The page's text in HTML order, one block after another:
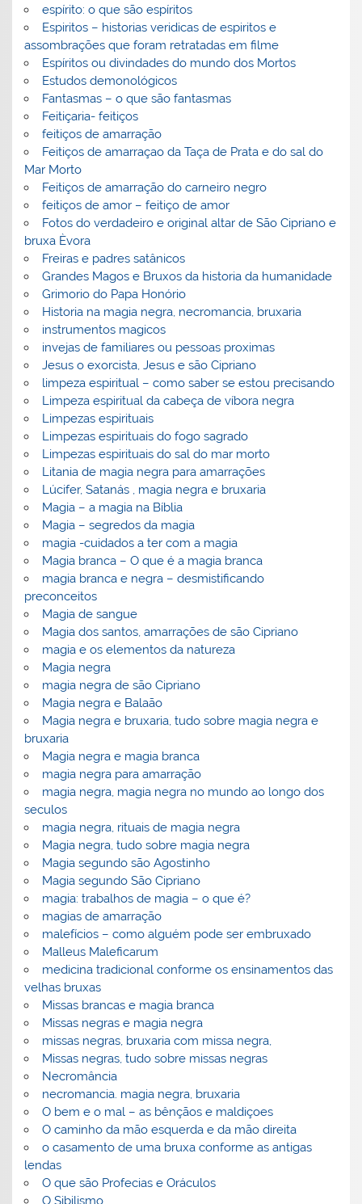
espírito: o que são espíritos
Espiritos – historias veridicas de espiritos e
assombrações que foram retratadas em filme
Espíritos ou divindades do mundo dos Mortos
Estudos demonológicos
Fantasmas – o que são fantasmas
Feitiçaria- feitiços
feitiços de amarração
Feitiços de amarraçao da Taça de Prata e do sal do
Mar Morto
Feitiços de amarração do carneiro negro
feitiços de amor – feitiço de amor
Fotos do verdadeiro e original altar de São Cipriano e
bruxa Èvora
Freiras e padres satânicos
Grandes Magos e Bruxos da historia da humanidade
Grimorio do Papa Honório
Historia na magia negra, necromancia, bruxaria
instrumentos magicos
invejas de familiares ou pessoas proximas
Jesus o exorcista, Jesus e são Cipriano
limpeza espiritual – como saber se estou precisando
Limpeza espiritual da cabeça de víbora negra
Limpezas espirituais
Limpezas espirituais do fogo sagrado
Limpezas espirituais do sal do mar morto
Litania de magia negra para amarrações
Lúcifer, Satanás , magia negra e bruxaria
Magia – a magia na Bíblia
Magia – segredos da magia
magia -cuidados a ter com a magia
Magia branca – O que é a magia branca
magia branca e negra – desmistificando
preconceitos
Magia de sangue
Magia dos santos, amarrações de são Cipriano
magia e os elementos da natureza
Magia negra
magia negra de são Cipriano
Magia negra e Balaão
Magia negra e bruxaria, tudo sobre magia negra e
bruxaria
Magia negra e magia branca
magia negra para amarração
magia negra, magia negra no mundo ao longo dos
seculos
magia negra, rituais de magia negra
Magia negra, tudo sobre magia negra
Magia segundo são Agostinho
Magia segundo São Cipriano
magia: trabalhos de magia – o que é?
magias de amarração
malefícios – como alguém pode ser embruxado
Malleus Maleficarum
medicina tradicional conforme os ensinamentos das
velhas bruxas
Missas brancas e magia branca
Missas negras e magia negra
missas negras, bruxaria com missa negra,
Missas negras, tudo sobre missas negras
Necromância
necromancia. magia negra, bruxaria
O bem e o mal – as bênçãos e maldiçoes
O caminho da mão esquerda e da mão direita
o casamento de uma bruxa conforme as antigas
lendas
O que são Profecias e Oráculos
O Sibilismo